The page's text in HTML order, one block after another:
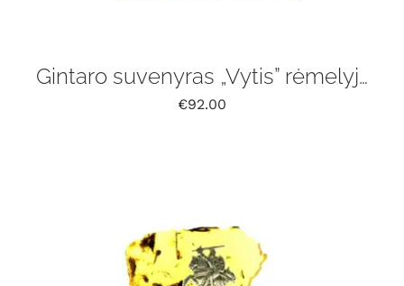
Gintaro suvenyras „Vytis” rėmelyje
€92.00